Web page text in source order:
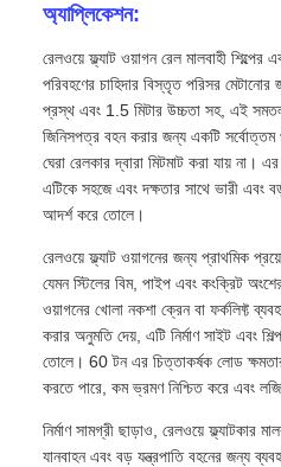
অ্যাপ্লিকেশন:
রেলওয়ে ফ্ল্যাট ওয়াগন রেল মালবাহী শিল্পের
পরিবহণের চাহিদার বিস্তৃত পরিসর
প্রস্থ এবং 1.5 মিটার উচ্চতা সহ, এই
জিনিসপত্র বহন করার জন্য একটি সর্বোত্তম
ঘেরা রেলকার দ্বারা মিটমাট করা যায় না।
এটিকে সহজে এবং দক্ষতার সাথে ভারী এবং
আদর্শ করে তোলে।
রেলওয়ে ফ্ল্যাট ওয়াগনের জন্য প্রাথমিক
যেমন স্টিলের বিম, পাইপ এবং কংক্রিট
ওয়াগনের খোলা নকশা ক্রেন বা ফর্কলিফ্ট
করার অনুমতি দেয়, এটি নির্মাণ সাইট এবং
তোলে। 60 টন এর চিত্তাকর্ষক লোড
করতে পারে, কম ভ্রমণ নিশ্চিত করে এবং
নির্মাণ সামগ্রী ছাড়াও, রেলওয়ে ফ্ল্যাটকার
যানবাহন এবং বড় যন্ত্রপাতি বহনের জন্য